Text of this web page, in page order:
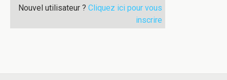
Nouvel utilisateur ? Cliquez ici pour vous
inscrire